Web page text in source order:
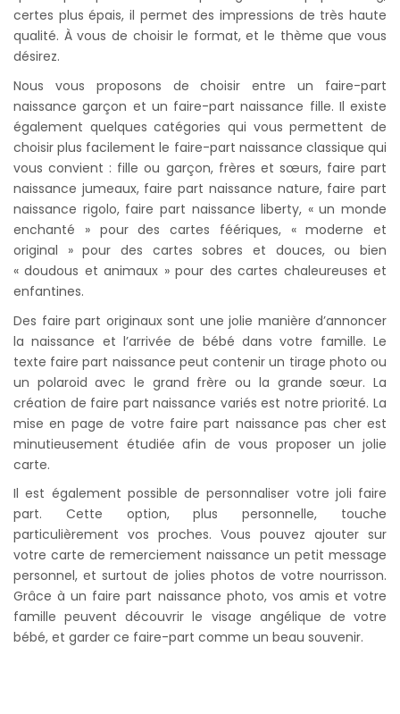
certes plus épais, il permet des impressions de très haute
qualité. À vous de choisir le format, et le thème que vous
désirez.
Nous vous proposons de choisir entre un faire-part
naissance garçon et un faire-part naissance fille. Il existe
également quelques catégories qui vous permettent de
choisir plus facilement le faire-part naissance classique qui
vous convient : fille ou garçon, frères et sœurs, faire part
naissance jumeaux, faire part naissance nature, faire part
naissance rigolo, faire part naissance liberty, « un monde
enchanté » pour des cartes féériques, « moderne et
original » pour des cartes sobres et douces, ou bien
« doudous et animaux » pour des cartes chaleureuses et
enfantines.
Des faire part originaux sont une jolie manière d’annoncer
la naissance et l’arrivée de bébé dans votre famille. Le
texte faire part naissance peut contenir un tirage photo ou
un polaroid avec le grand frère ou la grande sœur. La
création de faire part naissance variés est notre priorité. La
mise en page de votre faire part naissance pas cher est
minutieusement étudiée afin de vous proposer un jolie
carte.
Il est également possible de personnaliser votre joli faire
part. Cette option, plus personnelle, touche
particulièrement vos proches. Vous pouvez ajouter sur
votre carte de remerciement naissance un petit message
personnel, et surtout de jolies photos de votre nourrisson.
Grâce à un faire part naissance photo, vos amis et votre
famille peuvent découvrir le visage angélique de votre
bébé, et garder ce faire-part comme un beau souvenir.